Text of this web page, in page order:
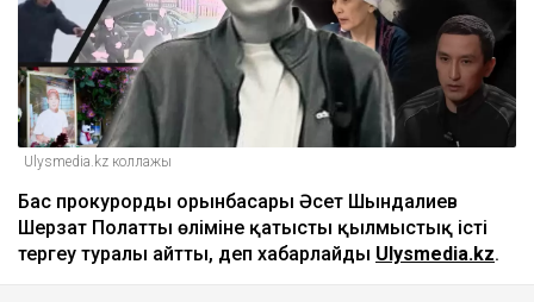
Ulysmedia.kz коллажы
Бас прокурордың орынбасары Әсет Шындалиев
Шерзат Полаттың өліміне қатысты қылмыстық істі
тергеу туралы айтты, деп хабарлайды Ulysmedia.kz.